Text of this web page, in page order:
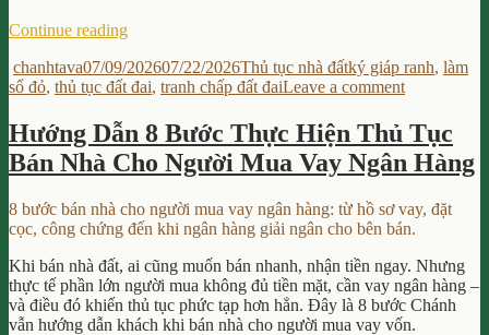
Continue reading“4
Xử
Lý
Hàng
Xóm
Không
Ký
Giáp
Để
Làm
Sổ
Đỏ”
Author
chanhtavaPosted
on
07/09/202607/22/2026Categories
Thủ tục nhà đấtTags
ký giáp ranh, làm
sổ đỏ, thủ tục đất đai, tranh chấp đất đaiLeave a commenton
Cách
Xử
Lý
Hàng
Xóm
Chịu
Ký
Giáp
Ranh
Hướng Dẫn 8 Bước Thực Hiện Thủ Tục
Bán Nhà Cho Người Mua Vay Ngân Hàng
8 bước bán nhà cho người mua vay ngân hàng: từ hồ sơ vay, đặt
cọc, công chứng đến khi ngân hàng giải ngân cho bên bán.
Khi bán nhà đất, ai cũng muốn bán nhanh, nhận tiền ngay. Nhưng
thực tế phần lớn người mua không đủ tiền mặt, cần vay ngân hàng –
và điều đó khiến thủ tục phức tạp hơn hẳn. Đây là 8 bước Chánh
vẫn hướng dẫn khách khi bán nhà cho người mua vay vốn.